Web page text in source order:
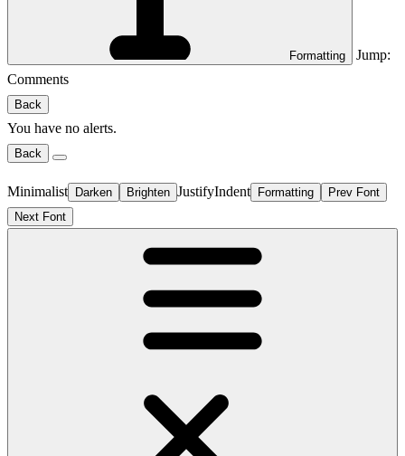
Formatting
Jump:
Comments
Back
You have no alerts.
Back
Minimalist Darken Brighten JustifyIndent Formatting
Prev Font
Next Font